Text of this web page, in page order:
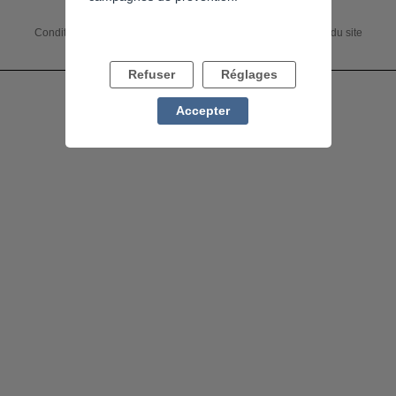
Conditions générales
Charte du site
Refuser Réglages
Accepter